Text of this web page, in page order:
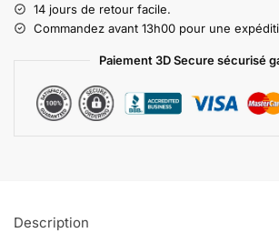
14 jours de retour facile.
Commandez avant 13h00 pour une
Paiement 3D Secure sécurisé
Description